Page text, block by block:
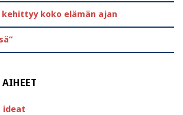
koko elämän ajan
ideat